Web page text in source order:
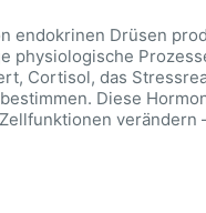
endokrinen Drüsen
physiologische
Cortisol, das
Diese